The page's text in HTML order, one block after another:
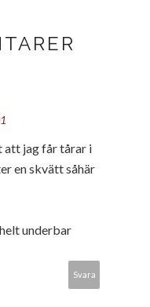
att jag får tårar i
en skvätt såhär
underbar
Svara